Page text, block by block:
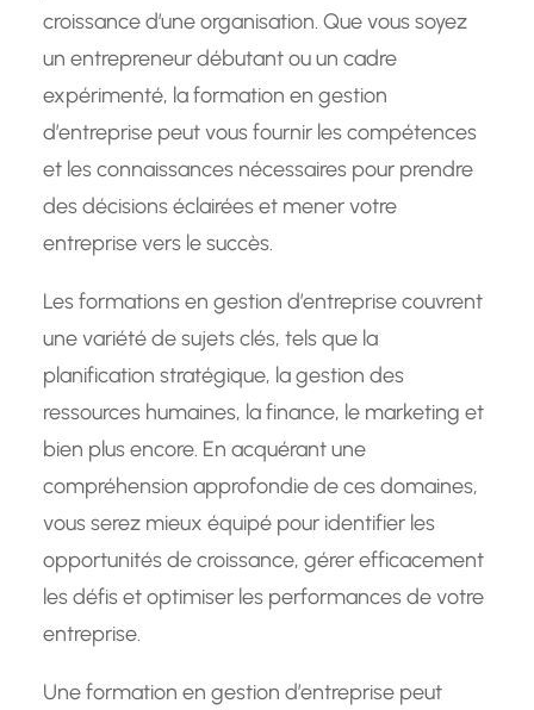
croissance d’une organisation. Que vous soyez
un entrepreneur débutant ou un cadre
expérimenté, la formation en gestion
d’entreprise peut vous fournir les compétences
et les connaissances nécessaires pour prendre
des décisions éclairées et mener votre
entreprise vers le succès.
Les formations en gestion d’entreprise couvrent
une variété de sujets clés, tels que la
planification stratégique, la gestion des
ressources humaines, la finance, le marketing et
bien plus encore. En acquérant une
compréhension approfondie de ces domaines,
vous serez mieux équipé pour identifier les
opportunités de croissance, gérer efficacement
les défis et optimiser les performances de votre
entreprise.
Une formation en gestion d’entreprise peut